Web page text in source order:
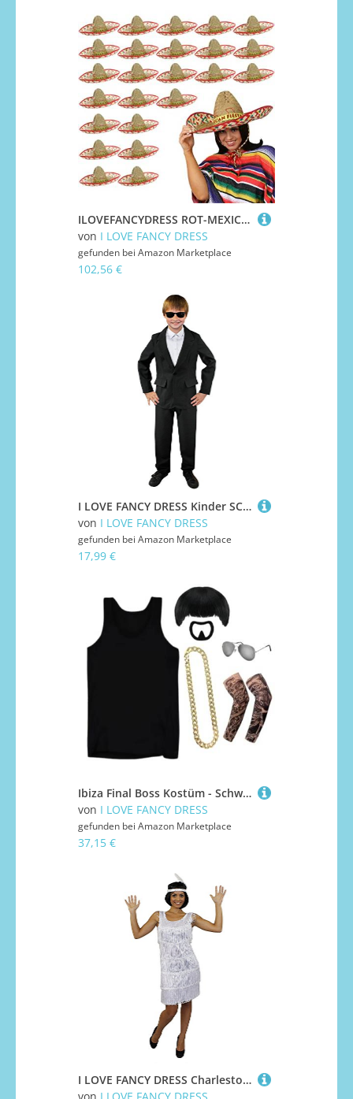
ILOVEFANCYDRESS ROT-MEXICO SOMBRERO MEXIKANISCHER HUT PARTY BANDIT FIESTA FASCHINGSZUBEHÖR amp; IDEAL FÜR HERREN DAMEN
von I LOVE FANCY DRESS
gefunden bei Amazon Marketplace
102,56 €
I LOVE FANCY DRESS Kinder SCHWARZER Anzug UND Hosen + Sonnenbrille - DAS PEFEKTE KOSTÜM FÜR Fasching UND Karneval UND FÜR Alien JÄGER AUS Film UND FERNSEHN (X-GROẞ)
von I LOVE FANCY DRESS
gefunden bei Amazon Marketplace
17,99 €
Ibiza Final Boss Kostüm - Schwarze Weste, Schalenschnitt Perücke, Tattoo-Ärmel, Goldkette, Ziegenbart & Silberbrille - Lustiges Faschings-Outfit für Festivals & Partys - Groß
von I LOVE FANCY DRESS
gefunden bei Amazon Marketplace
37,15 €
I LOVE FANCY DRESS Charleston Flapper KOSTÜM Kleid VERKLEIDUNG 4 Farben+PASSENDEM Stirnband+Feder+SILBERNEN Kette MUß VERKNOTET Werden=Kleid FRANSEN AUF BEIDEN Seiten=Weiss-XXLarge